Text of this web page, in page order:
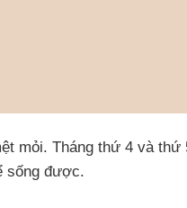
mỏi. Tháng thứ 4 và thứ
sống được.